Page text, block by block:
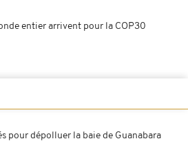
entier arrivent pour la COP30
pour dépolluer la baie de Guanabara